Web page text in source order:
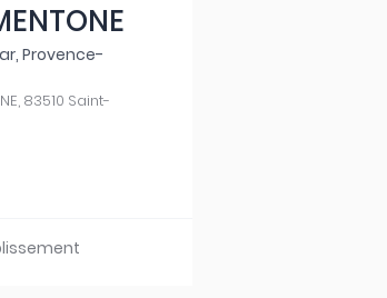
Provence-
83510 Saint-